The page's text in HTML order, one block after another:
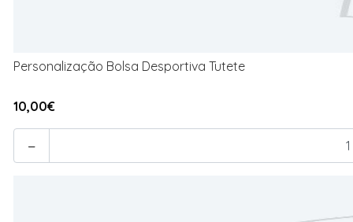
Personalização Bolsa Desportiva Tutete
10,00€
-